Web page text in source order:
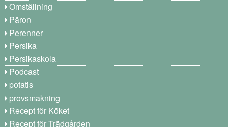
Omställning
Päron
Perenner
Persika
Persikaskola
Podcast
potatis
provsmakning
Recept för Köket
Recept för Trädgården